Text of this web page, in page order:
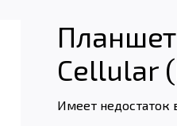
Планшет
Cellular
Имеет недостаток